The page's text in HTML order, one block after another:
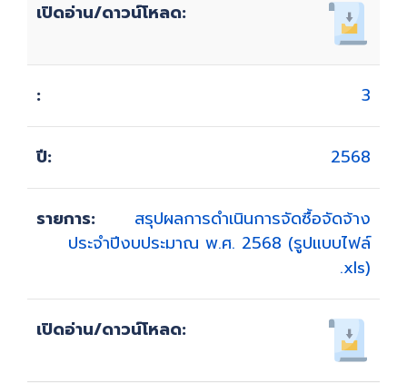
3
2568
สรุปผลการดำเนินการจัดซื้อจัดจ้าง
ประจำปีงบประมาณ พ.ศ. 2568 (รูปแบบไฟล์
.xls)